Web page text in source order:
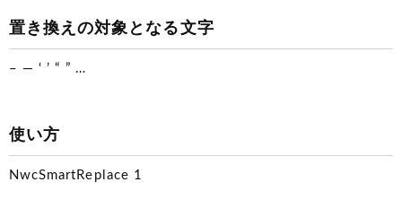
置き換えの対象となる文字
– — ‘ ’ “ ” …
使い方
NwcSmartReplace 1